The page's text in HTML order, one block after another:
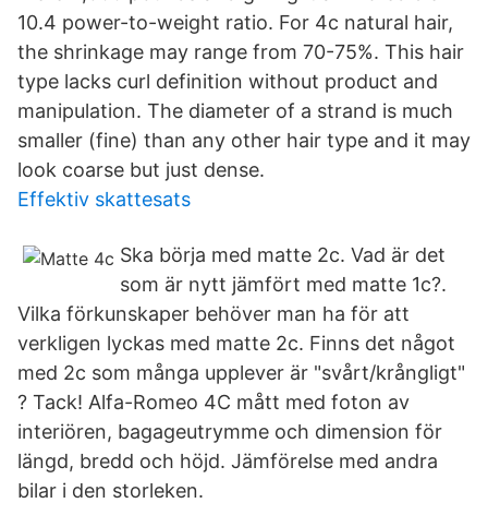
10.4 power-to-weight ratio. For 4c natural hair,
the shrinkage may range from 70-75%. This hair
type lacks curl definition without product and
manipulation. The diameter of a strand is much
smaller (fine) than any other hair type and it may
look coarse but just dense.
Effektiv skattesats
Ska börja med matte 2c. Vad är det
som är nytt jämfört med matte 1c?.
Vilka förkunskaper behöver man ha för att
verkligen lyckas med matte 2c. Finns det något
med 2c som många upplever är "svårt/krångligt"
? Tack! Alfa-Romeo 4C mått med foton av
interiören, bagageutrymme och dimension för
längd, bredd och höjd. Jämförelse med andra
bilar i den storleken.